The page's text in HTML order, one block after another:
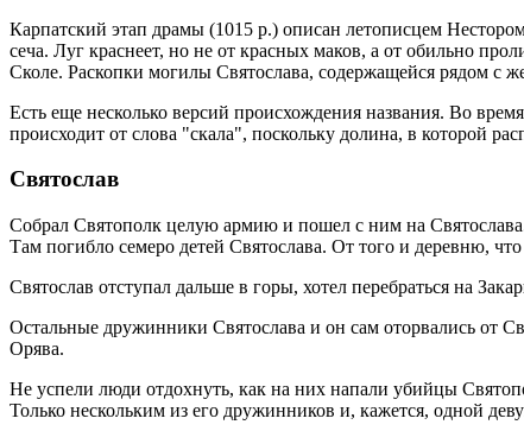
Карпатский этап драмы (1015 р.) описан летописцем
сеча. Луг краснеет, но не от красных маков, а от обильно
Сколе. Раскопки могилы Святослава, содержащейся рядом с
Есть еще несколько версий происхождения названия. Во
происходит от слова "скала", поскольку долина, в которой
Святослав
Собрал Святополк целую армию и пошел с ним на
Там погибло семеро детей Святослава. От того и деревню,
Святослав отступал дальше в горы, хотел перебраться на
Остальные дружинники Святослава и он сам оторвались от
Орява.
Не успели люди отдохнуть, как на них напали убийцы
Только нескольким из его дружинников и, кажется, одной